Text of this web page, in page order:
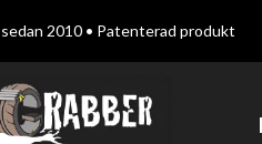
2010 • Patenterad produkt